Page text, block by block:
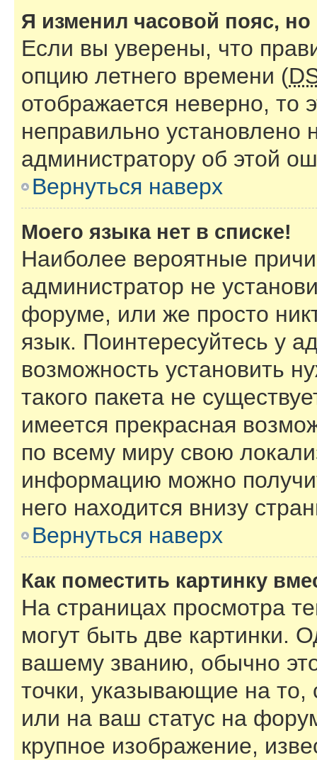
Я изменил часовой пояс,
Если вы уверены, что
опцию летнего времени (
отображается неверно, то
неправильно
администратору об этой
Вернуться наверх
Моего языка нет в списке!
Наиболее вероятные
администратор не
форуме, или же просто
язык. Поинтересуйтесь у
возможность установить
такого пакета не
имеется прекрасная
по всему миру свою
информацию можно
него находится внизу
Вернуться наверх
Как поместить картинку
На страницах просмотра
могут быть две картинки.
вашему званию, обычно
точки, указывающие на то,
или на ваш статус на
крупное изображение,